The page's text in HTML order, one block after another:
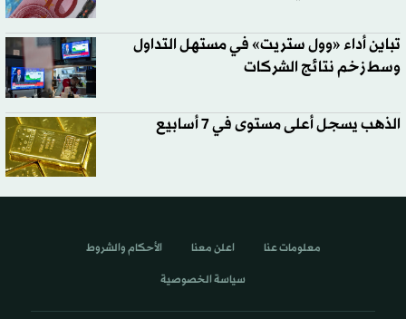
تباين أداء «وول ستريت» في مستهل التداول
وسط زخم نتائج الشركات
الذهب يسجل أعلى مستوى في 7 أسابيع
معلومات عنا اعلن معنا الأحكام والشروط
سياسة الخصوصية